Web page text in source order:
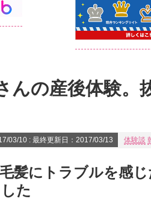
んの産後体験。
03/10 : 最終更新日：2017/03/13 体験談
髪にトラブルを感
た